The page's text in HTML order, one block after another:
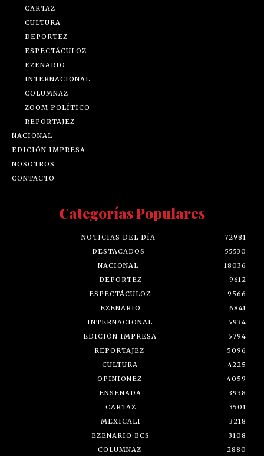
CARTAZ
CULTURA
DEPORTEZ
ESPECTÁCULOZ
EZENARIO
INTERNACIONAL
COLUMNAZ
ZOOM POLÍTICO
REPORTAJEZ
NACIONAL
EDICIÓN IMPRESA
NOSOTROS
CONTACTO
Categorías Populares
NOTICIAS DEL DÍA
72981
DESTACADOS
55530
NACIONAL
18036
DEPORTEZ
9612
ESPECTÁCULOZ
9566
EZENARIO
6841
INTERNACIONAL
5934
EDICIÓN IMPRESA
5794
REPORTAJEZ
5096
CULTURA
4225
OPINIONEZ
4059
ENSENADA
3938
CARTAZ
3501
MEXICALI
3218
EZENARIO BCS
3108
COLUMNAZ
2880